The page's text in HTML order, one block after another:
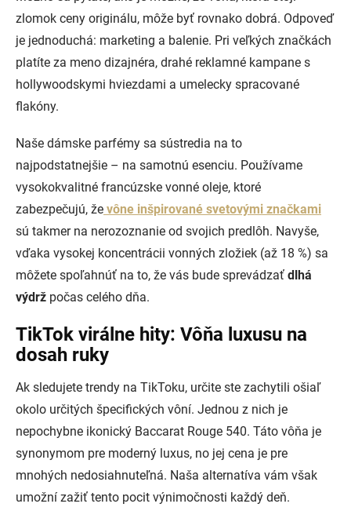
zlomok ceny originálu, môže byť rovnako dobrá. Odpoveď
je jednoduchá: marketing a balenie. Pri veľkých značkách
platíte za meno dizajnéra, drahé reklamné kampane s
hollywoodskymi hviezdami a umelecky spracované
flakóny.
Naše dámske parfémy sa sústredia na to
najpodstatnejšie – na samotnú esenciu. Používame
vysokokvalitné francúzske vonné oleje, ktoré
zabezpečujú, že vône inšpirované svetovými značkami
sú takmer na nerozoznanie od svojich predlôh. Navyše,
vďaka vysokej koncentrácii vonných zložiek (až 18 %) sa
môžete spoľahnúť na to, že vás bude sprevádzať dlhá
výdrž počas celého dňa.
TikTok virálne hity: Vôňa luxusu na
dosah ruky
Ak sledujete trendy na TikToku, určite ste zachytili ošiaľ
okolo určitých špecifických vôní. Jednou z nich je
nepochybne ikonický Baccarat Rouge 540. Táto vôňa je
synonymom pre moderný luxus, no jej cena je pre
mnohých nedosiahnuteľná. Naša alternatíva vám však
umožní zažiť tento pocit výnimočnosti každý deň.